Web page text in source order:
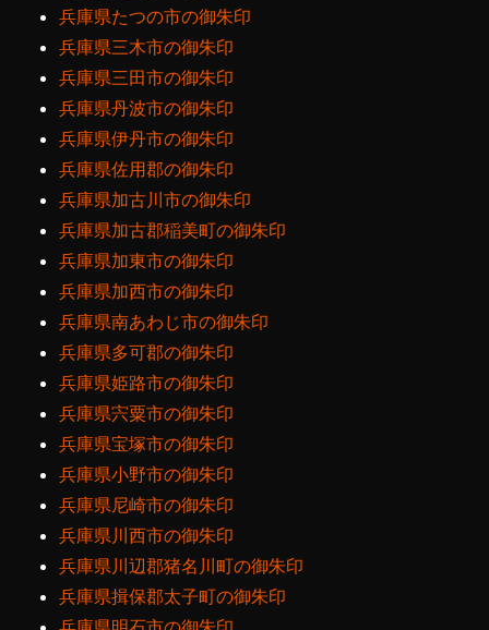
兵庫県たつの市の御朱印
兵庫県三木市の御朱印
兵庫県三田市の御朱印
兵庫県丹波市の御朱印
兵庫県伊丹市の御朱印
兵庫県佐用郡の御朱印
兵庫県加古川市の御朱印
兵庫県加古郡稲美町の御朱印
兵庫県加東市の御朱印
兵庫県加西市の御朱印
兵庫県南あわじ市の御朱印
兵庫県多可郡の御朱印
兵庫県姫路市の御朱印
兵庫県宍粟市の御朱印
兵庫県宝塚市の御朱印
兵庫県小野市の御朱印
兵庫県尼崎市の御朱印
兵庫県川西市の御朱印
兵庫県川辺郡猪名川町の御朱印
兵庫県揖保郡太子町の御朱印